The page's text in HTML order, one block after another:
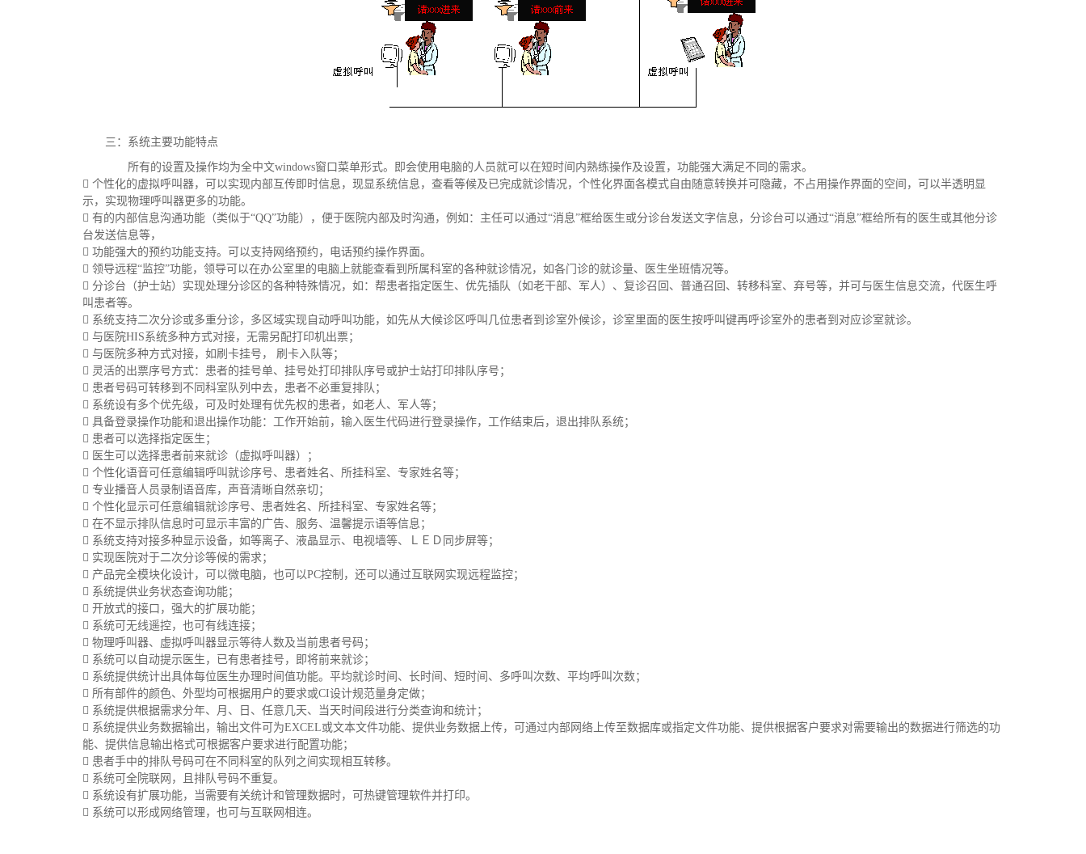
三：系统主要功能特点
所有的设置及操作均为全中文windows窗口菜单形式。即会使用电脑的人员就可以在短时间内熟练操作及设置，功能强大满足不同的需求。
 个性化的虚拟呼叫器，可以实现内部互传即时信息，现显系统信息，查看等候及已完成就诊情况，个性化界面各模式自由随意转换并可隐藏，不占用操作界面的空间，可以半透明显
示，实现物理呼叫器更多的功能。
 有的内部信息沟通功能（类似于“QQ”功能），便于医院内部及时沟通，例如：主任可以通过“消息”框给医生或分诊台发送文字信息，分诊台可以通过“消息”框给所有的医生或其他分诊
台发送信息等，
 功能强大的预约功能支持。可以支持网络预约，电话预约操作界面。
 领导远程“监控”功能，领导可以在办公室里的电脑上就能查看到所属科室的各种就诊情况，如各门诊的就诊量、医生坐班情况等。
 分诊台（护士站）实现处理分诊区的各种特殊情况，如：帮患者指定医生、优先插队（如老干部、军人）、复诊召回、普通召回、转移科室、弃号等，并可与医生信息交流，代医生呼
叫患者等。
 系统支持二次分诊或多重分诊，多区域实现自动呼叫功能，如先从大候诊区呼叫几位患者到诊室外候诊，诊室里面的医生按呼叫键再呼诊室外的患者到对应诊室就诊。
 与医院HIS系统多种方式对接，无需另配打印机出票；
 与医院多种方式对接，如刷卡挂号， 刷卡入队等；
 灵活的出票序号方式：患者的挂号单、挂号处打印排队序号或护士站打印排队序号；
 患者号码可转移到不同科室队列中去，患者不必重复排队；
 系统设有多个优先级，可及时处理有优先权的患者，如老人、军人等；
 具备登录操作功能和退出操作功能：工作开始前，输入医生代码进行登录操作，工作结束后，退出排队系统；
 患者可以选择指定医生；
 医生可以选择患者前来就诊（虚拟呼叫器）；
 个性化语音可任意编辑呼叫就诊序号、患者姓名、所挂科室、专家姓名等；
 专业播音人员录制语音库，声音清晰自然亲切；
 个性化显示可任意编辑就诊序号、患者姓名、所挂科室、专家姓名等；
 在不显示排队信息时可显示丰富的广告、服务、温馨提示语等信息；
 系统支持对接多种显示设备，如等离子、液晶显示、电视墙等、ＬＥＤ同步屏等；
 实现医院对于二次分诊等候的需求；
 产品完全模块化设计，可以微电脑，也可以PC控制，还可以通过互联网实现远程监控；
 系统提供业务状态查询功能；
 开放式的接口，强大的扩展功能；
 系统可无线遥控，也可有线连接；
 物理呼叫器、虚拟呼叫器显示等待人数及当前患者号码；
 系统可以自动提示医生，已有患者挂号，即将前来就诊；
 系统提供统计出具体每位医生办理时间值功能。平均就诊时间、长时间、短时间、多呼叫次数、平均呼叫次数；
 所有部件的颜色、外型均可根据用户的要求或CI设计规范量身定做；
 系统提供根据需求分年、月、日、任意几天、当天时间段进行分类查询和统计；
 系统提供业务数据输出，输出文件可为EXCEL或文本文件功能、提供业务数据上传，可通过内部网络上传至数据库或指定文件功能、提供根据客户要求对需要输出的数据进行筛选的功
能、提供信息输出格式可根据客户要求进行配置功能；
 患者手中的排队号码可在不同科室的队列之间实现相互转移。
 系统可全院联网，且排队号码不重复。
 系统设有扩展功能，当需要有关统计和管理数据时，可热键管理软件并打印。
 系统可以形成网络管理，也可与互联网相连。